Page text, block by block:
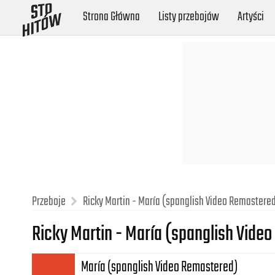
Strona Główna Listy przebojów Artyści
Przeboje Ricky Martin - María (spanglish Video
Ricky Martin - María (spanglish
María (spanglish Video Remastered)